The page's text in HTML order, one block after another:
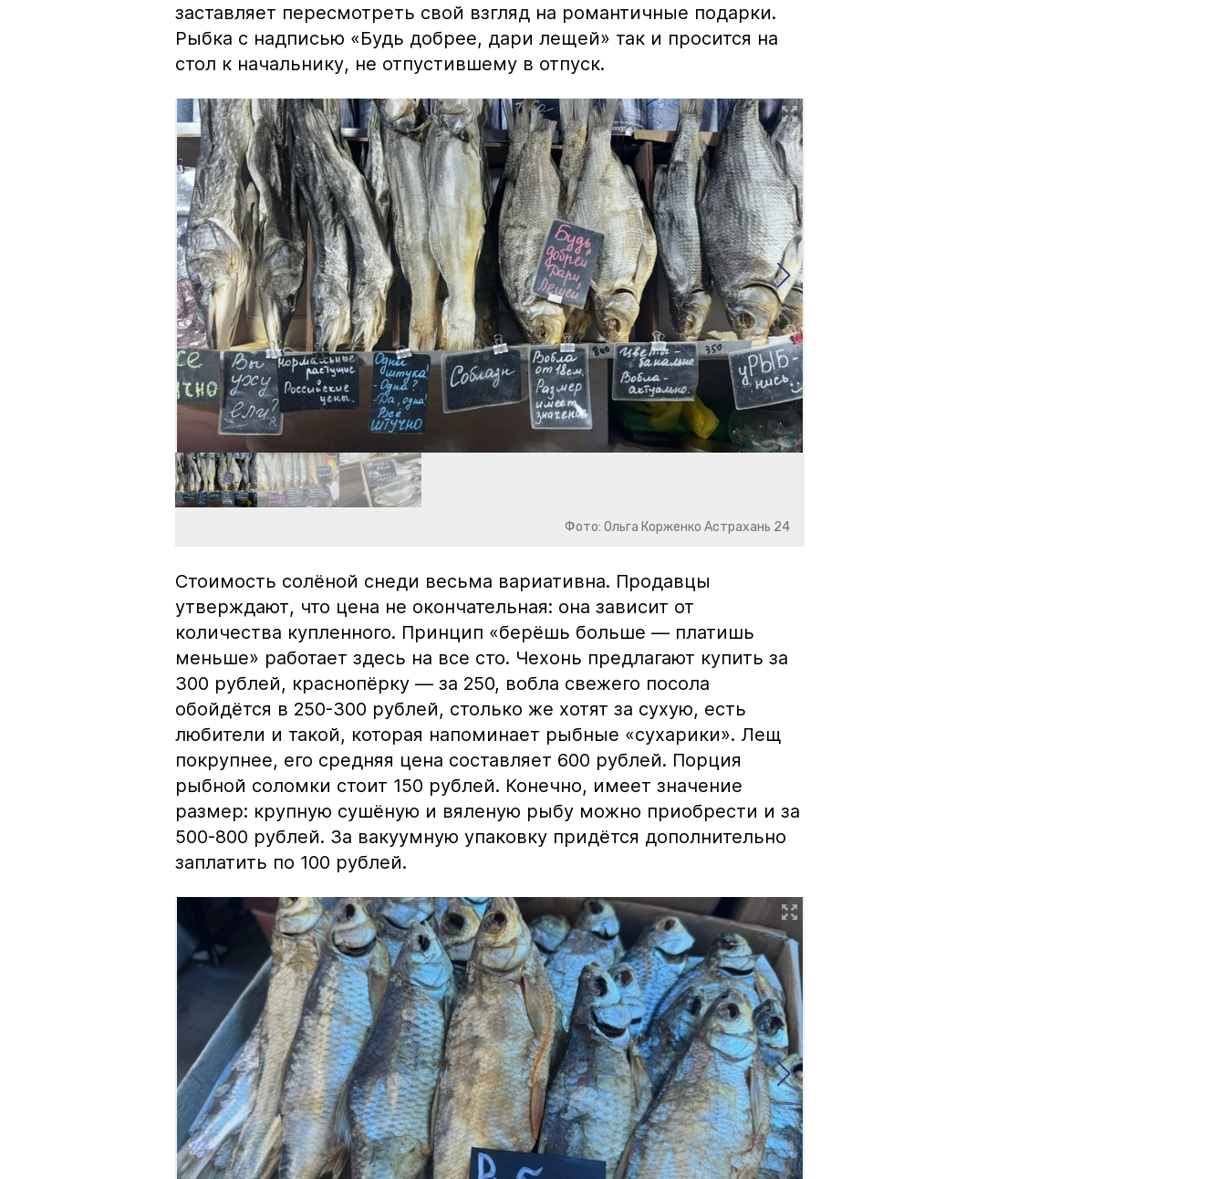
заставляет пересмотреть свой взгляд на романтичные подарки.
Рыбка с надписью «Будь добрее, дари лещей» так и просится на
стол к начальнику, не отпустившему в отпуск.
Фото: Ольга Корженко Астрахань 24
Стоимость солёной снеди весьма вариативна. Продавцы
утверждают, что цена не окончательная: она зависит от
количества купленного. Принцип «берёшь больше — платишь
меньше» работает здесь на все сто. Чехонь предлагают купить за
300 рублей, краснопёрку — за 250, вобла свежего посола
обойдётся в 250-300 рублей, столько же хотят за сухую, есть
любители и такой, которая напоминает рыбные «сухарики». Лещ
покрупнее, его средняя цена составляет 600 рублей. Порция
рыбной соломки стоит 150 рублей. Конечно, имеет значение
размер: крупную сушёную и вяленую рыбу можно приобрести и за
500-800 рублей. За вакуумную упаковку придётся дополнительно
заплатить по 100 рублей.